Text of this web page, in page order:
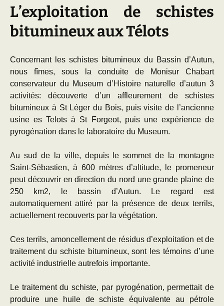
L’exploitation de schistes
bitumineux aux Télots
Concernant les schistes bitumineux du Bassin d’Autun,
nous fîmes, sous la conduite de Monisur Chabart
conservateur du Museum d’Histoire naturelle d’autun 3
activités: découverte d’un affleurement de schistes
bitumineux à St Léger du Bois, puis visite de l’ancienne
usine es Telots à St Forgeot, puis une expérience de
pyrogénation dans le laboratoire du Museum.
Au sud de la ville, depuis le sommet de la montagne
Saint-Sébastien, à 600 mètres d’altitude, le promeneur
peut découvrir en direction du nord une grande plaine de
250 km2, le bassin d’Autun. Le regard est
automatiquement attiré par la présence de deux terrils,
actuellement recouverts par la végétation.
Ces terrils, amoncellement de résidus d’exploitation et de
traitement du schiste bitumineux, sont les témoins d’une
activité industrielle autrefois importante.
Le traitement du schiste, par pyrogénation, permettait de
produire une huile de schiste équivalente au pétrole